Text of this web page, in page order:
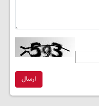
ارسال